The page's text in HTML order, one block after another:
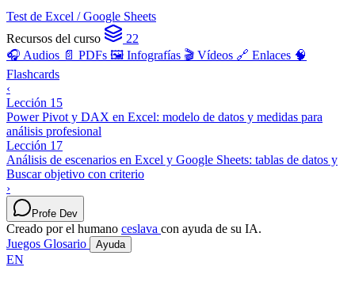
Test de Excel / Google Sheets
Recursos del curso
22
🎧 Audios 📄 PDFs 🖼️ Infografías 🎬 Vídeos 🔗 Enlaces 🧠
Flashcards
‹
Lección 15
Power Pivot y DAX en Excel: modelo de datos y medidas para
análisis profesional
Lección 17
Análisis de escenarios en Excel y Google Sheets: tablas de datos y
Buscar objetivo con criterio
›
Profe Dev
Creado por el humano ceslava con ayuda de su IA.
Juegos Glosario Ayuda
EN